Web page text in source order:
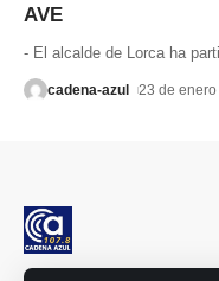
AVE
- El alcalde de Lorca ha
cadena-azul 23 de